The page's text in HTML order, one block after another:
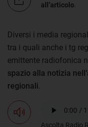
all’articolo
Diversi i media
tra i quali anche i tg
emittente radiofonica
spazio alla notizia
regionali
Ascolta Radio